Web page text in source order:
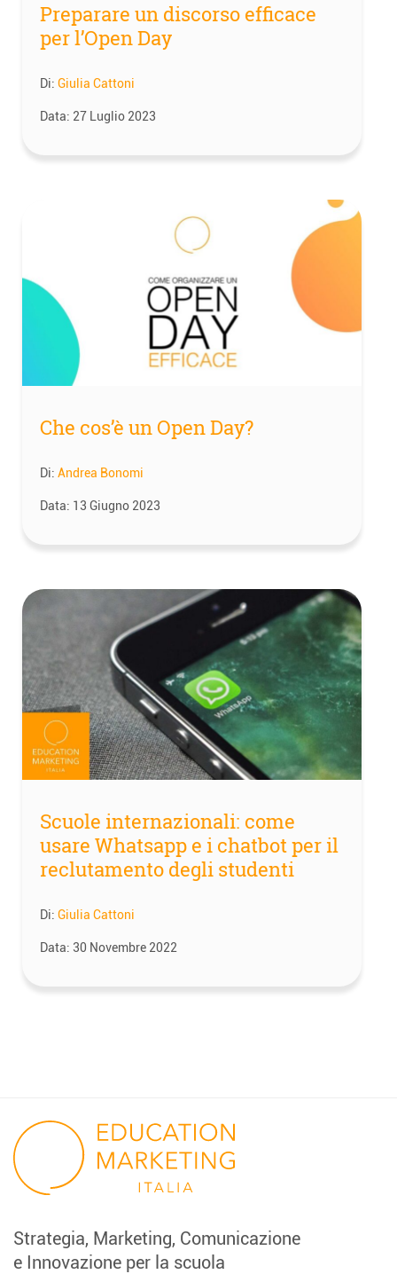
Preparare un discorso efficace
per l’Open Day
Di: Giulia Cattoni
Data: 27 Luglio 2023
Che cos’è un Open Day?
Di: Andrea Bonomi
Data: 13 Giugno 2023
Scuole internazionali: come
usare Whatsapp e i chatbot per il
reclutamento degli studenti
Di: Giulia Cattoni
Data: 30 Novembre 2022
Strategia, Marketing, Comunicazione
e Innovazione per la scuola